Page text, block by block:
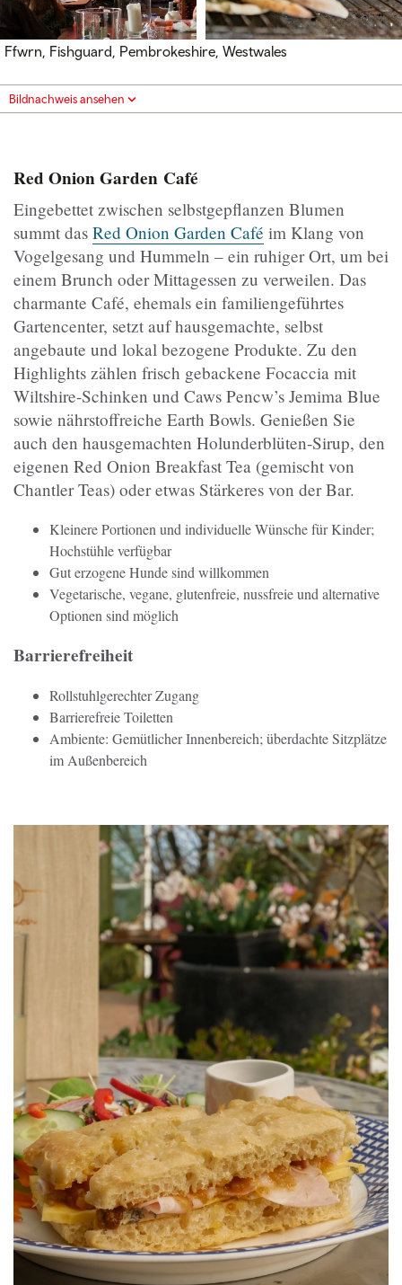
Ffwrn, Fishguard, Pembrokeshire, Westwales
Bildnachweis ansehen
Red Onion Garden Café
Eingebettet zwischen selbstgepflanzen Blumen
summt das Red Onion Garden Café im Klang von
Vogelgesang und Hummeln – ein ruhiger Ort, um bei
einem Brunch oder Mittagessen zu verweilen. Das
charmante Café, ehemals ein familiengeführtes
Gartencenter, setzt auf hausgemachte, selbst
angebaute und lokal bezogene Produkte. Zu den
Highlights zählen frisch gebackene Focaccia mit
Wiltshire-Schinken und Caws Pencw’s Jemima Blue
sowie nährstoffreiche Earth Bowls. Genießen Sie
auch den hausgemachten Holunderblüten-Sirup, den
eigenen Red Onion Breakfast Tea (gemischt von
Chantler Teas) oder etwas Stärkeres von der Bar.
Kleinere Portionen und individuelle Wünsche für Kinder;
Hochstühle verfügbar
Gut erzogene Hunde sind willkommen
Vegetarische, vegane, glutenfreie, nussfreie und alternative
Optionen sind möglich
Barrierefreiheit
Rollstuhlgerechter Zugang
Barrierefreie Toiletten
Ambiente: Gemütlicher Innenbereich; überdachte Sitzplätze
im Außenbereich